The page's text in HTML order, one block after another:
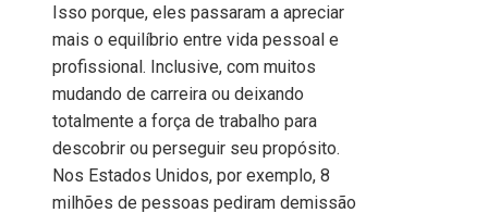
Isso porque, eles passaram a apreciar
mais o equilíbrio entre vida pessoal e
profissional. Inclusive, com muitos
mudando de carreira ou deixando
totalmente a força de trabalho para
descobrir ou perseguir seu propósito.
Nos Estados Unidos, por exemplo, 8
milhões de pessoas pediram demissão